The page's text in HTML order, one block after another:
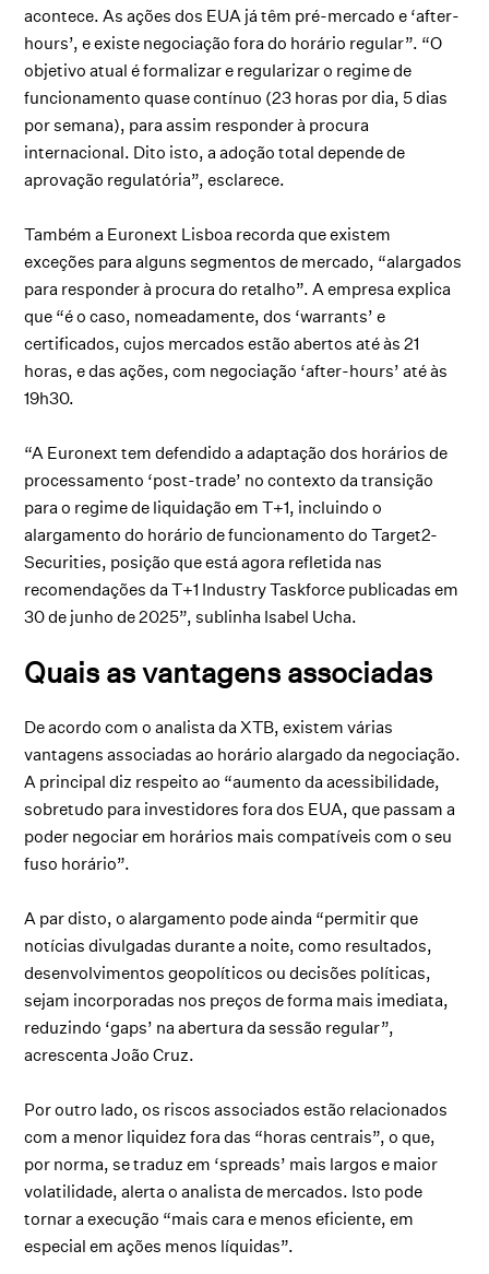
acontece. As ações dos EUA já têm pré-mercado e ‘after-
hours’, e existe negociação fora do horário regular”. “O
objetivo atual é formalizar e regularizar o regime de
funcionamento quase contínuo (23 horas por dia, 5 dias
por semana), para assim responder à procura
internacional. Dito isto, a adoção total depende de
aprovação regulatória”, esclarece.
Também a Euronext Lisboa recorda que existem
exceções para alguns segmentos de mercado, “alargados
para responder à procura do retalho”. A empresa explica
que “é o caso, nomeadamente, dos ‘warrants’ e
certificados, cujos mercados estão abertos até às 21
horas, e das ações, com negociação ‘after-hours’ até às
19h30.
“A Euronext tem defendido a adaptação dos horários de
processamento ‘post-trade’ no contexto da transição
para o regime de liquidação em T+1, incluindo o
alargamento do horário de funcionamento do Target2-
Securities, posição que está agora refletida nas
recomendações da T+1 Industry Taskforce publicadas em
30 de junho de 2025”, sublinha Isabel Ucha.
Quais as vantagens associadas
De acordo com o analista da XTB, existem várias
vantagens associadas ao horário alargado da negociação.
A principal diz respeito ao “aumento da acessibilidade,
sobretudo para investidores fora dos EUA, que passam a
poder negociar em horários mais compatíveis com o seu
fuso horário”.
A par disto, o alargamento pode ainda “permitir que
notícias divulgadas durante a noite, como resultados,
desenvolvimentos geopolíticos ou decisões políticas,
sejam incorporadas nos preços de forma mais imediata,
reduzindo ‘gaps’ na abertura da sessão regular”,
acrescenta João Cruz.
Por outro lado, os riscos associados estão relacionados
com a menor liquidez fora das “horas centrais”, o que,
por norma, se traduz em ‘spreads’ mais largos e maior
volatilidade, alerta o analista de mercados. Isto pode
tornar a execução “mais cara e menos eficiente, em
especial em ações menos líquidas”.